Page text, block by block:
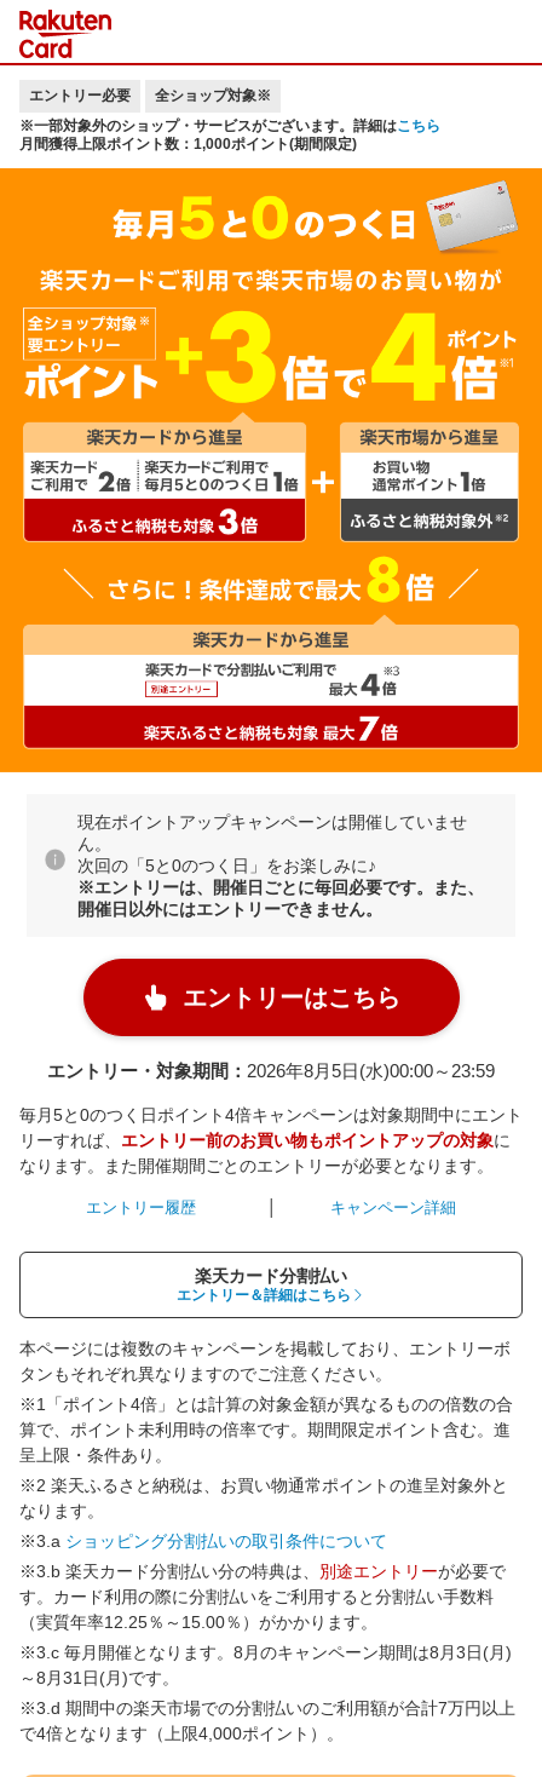
エントリー必要
全ショップ対象※
※一部対象外のショップ・サービスがございます。詳細はこちら
月間獲得上限ポイント数：1,000ポイント(期間限定)
現在ポイントアップキャンペーンは開催していませ
ん。
次回の「5と0のつく日」をお楽しみに♪
※エントリーは、開催日ごとに毎回必要です。また、
開催日以外にはエントリーできません。
エントリーはこちら
エントリー・対象期間： 2026年8月5日(水)00:00～23:59
毎月5と0のつく日ポイント4倍キャンペーンは対象期間中にエント
リーすれば、 エントリー前のお買い物もポイントアップの対象に
なります。また開催期間ごとのエントリーが必要となります。
エントリー履歴 キャンペーン詳細
楽天カード分割払い
エントリー＆詳細はこちら
本ページには複数のキャンペーンを掲載しており、エントリーボ
タンもそれぞれ異なりますのでご注意ください。
※1「ポイント4倍」とは計算の対象金額が異なるものの倍数の合
算で、ポイント未利用時の倍率です。期間限定ポイント含む。進
呈上限・条件あり。
※2 楽天ふるさと納税は、お買い物通常ポイントの進呈対象外と
なります。
※3.a ショッピング分割払いの取引条件について
※3.b 楽天カード分割払い分の特典は、 別途エントリーが必要で
す。カード利用の際に分割払いをご利用すると分割払い手数料
（実質年率12.25％～15.00％）がかかります。
※3.c 毎月開催となります。8月のキャンペーン期間は8月3日(月)
～8月31日(月)です。
※3.d 期間中の楽天市場での分割払いのご利用額が合計7万円以上
で4倍となります（上限4,000ポイント）。